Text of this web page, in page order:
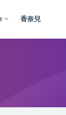
香奈兒